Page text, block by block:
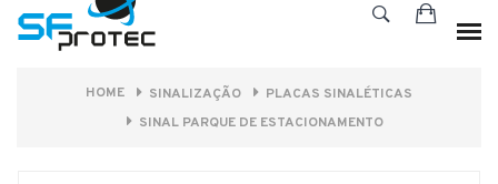
HOME SINALIZAÇÃO
PLACAS SINALÉTICAS
SINAL PARQUE DE ESTACIONAMENTO